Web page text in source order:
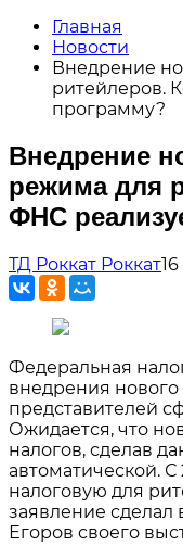
Главная
Новости
Внедрение
ритейлеров.
программу?
Внедрение
режима для
ФНС
ТД Роккат Роккат
Федеральная
внедрения
представителей
Ожидается, что
налогов, сделав
автоматической. С
налоговую для
заявление
Егоров своего